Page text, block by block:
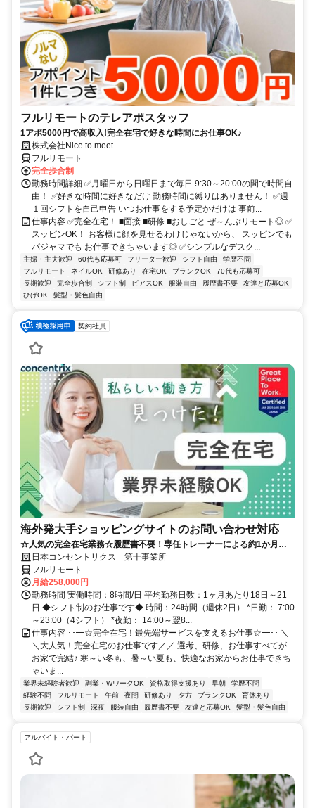
フルリモートのテレアポスタッフ
1アポ5000円で高収入!完全在宅で好きな時間にお仕事OK♪
株式会社Nice to meet
フルリモート
完全歩合制
勤務時間詳細 ✅月曜日から日曜日まで毎日 9:30～20:00の間で時間自
由！ ✅好きな時間に好きなだけ 勤務時間に縛りはありません！ ✅週
１回シフトを自己申告 いつお仕事をする予定かだけは 事前...
仕事内容 ✅完全在宅！ ■面接 ■研修 ■おしごと ぜ～んぶリモート◎ ✅
スッピンOK！ お客様に顔を見せるわけじゃないから、 スッピンでも
パジャマでも お仕事できちゃいます◎ ✅シンプルなデスク...
主婦・主夫歓迎 60代も応募可 フリーター歓迎 シフト自由
学歴不問
フルリモート
ネイルOK 研修あり 在宅OK ブランクOK
70代も応募可
長期歓迎
完全歩合制 シフト制 ピアスOK 服装自由 履歴書不要
友達と応募OK
ひげOK
髪型・髪色自由
契約社員
海外発大手ショッピングサイトのお問い合わせ対応
☆人気の完全在宅業務☆履歴書不要！専任トレーナーによる約1か月の
研修で、業界未経験の方も安心！
日本コンセントリクス 第十事業所
フルリモート
月給258,000円
勤務時間 実働時間：8時間/日 平均勤務日数：1ヶ月あたり18日～21
日 ◆シフト制のお仕事です◆ 時間：24時間（週休2日） *日勤： 7:00
～23:00（4シフト） *夜勤： 14:00～翌8...
仕事内容 ･･━☆完全在宅！最先端サービスを支えるお仕事☆━･･ ＼
＼大人気！完全在宅のお仕事です／／ 選考、研修、お仕事すべてが
お家で完結♪ 寒～い冬も、暑～い夏も、快適なお家からお仕事できち
ゃいま...
業界未経験者歓迎 副業・WワークOK 資格取得支援あり 早朝
学歴不問
経験不問
フルリモート 午前 夜間 研修あり 夕方 ブランクOK
育休あり
長期歓迎
シフト制 深夜 服装自由 履歴書不要 友達と応募OK 髪型・髪色自由
アルバイト・パート